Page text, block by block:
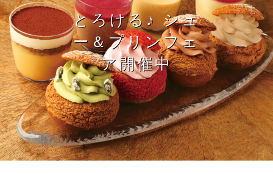
とろける♪ シュ
ー＆プリンフェ
ア開催中